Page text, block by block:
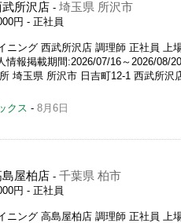
所沢店 - 埼玉県 所沢市
円 - 正社員
ニング 西武所沢店 調理師 正社員 上
情報掲載期間:2026/07/16～2026/08/
埼玉県 所沢市 日吉町12-1 西武所
クス - 8月6日
屋柏店 - 千葉県 柏市
円 - 正社員
ニング 高島屋柏店 調理師 正社員 上